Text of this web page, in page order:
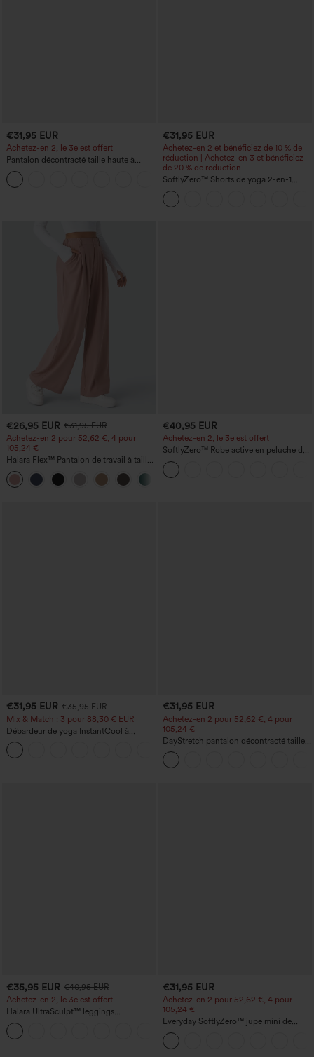
€31,95 EUR
Achetez-en 2, le 3e est offert
Pantalon décontracté taille haute à
cordon, coupe large en mélange de lin,
avec poches
+5
€31,95 EUR
Achetez-en 2 et bénéficiez de 10 % de
réduction | Achetez-en 3 et bénéficiez
de 20 % de réduction
SoftlyZero™ Shorts de yoga 2-en-1
InstantCool, super taille haute, aérés, 5''
avec poches — longueur allongée
€26,95 EUR €31,95 EUR
Achetez-en 2 pour 52,62 €, 4 pour
105,24 €
Halara Flex™ Pantalon de travail à taille
haute, jambe large, avec poches, en
maille gaufrée
€40,95 EUR
Achetez-en 2, le 3e est offert
SoftlyZero™ Robe active en peluche dos
nu — Édition Hyper Facile
€31,95 EUR €35,95 EUR
Mix & Match : 3 pour 88,30 € EUR
Débardeur de yoga InstantCool à
encolure en U et ourlet arrondi –
UPF50+
€31,95 EUR
Achetez-en 2 pour 52,62 €, 4 pour
105,24 €
DayStretch pantalon décontracté taille
haute avec poches et coupe droite
€35,95 EUR €40,95 EUR
Achetez-en 2, le 3e est offert
Halara UltraSculpt™ leggings
d'entraînement taille haute — fronces
liftantes pour le fessier, maintien gainant
du ventre et poche
€31,95 EUR
Achetez-en 2 pour 52,62 €, 4 pour
105,24 €
Everyday SoftlyZero™ jupe mini de
tennis aérée à pans croisés 2-en-1 avec
poche latérale et toucher frais - Lucid-
UPF50+